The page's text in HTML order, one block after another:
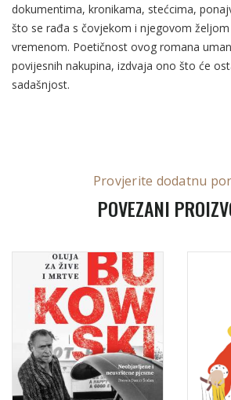
dokumentima, kronikama, stećcima,
što se rađa s čovjekom i njegovom
vremenom. Poetičnost ovog romana
povijesnih nakupina, izdvaja ono što će
sadašnjost.
Provjerite dodatnu
POVEZANI